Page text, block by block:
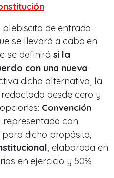
plebiscito de entrada
se llevará a cabo en
se definirá si la
con una nueva
dicha alternativa, la
desde cero y
Convención
representado con
para dicho propósito,
, elaborada en
en ejercicio y 50%